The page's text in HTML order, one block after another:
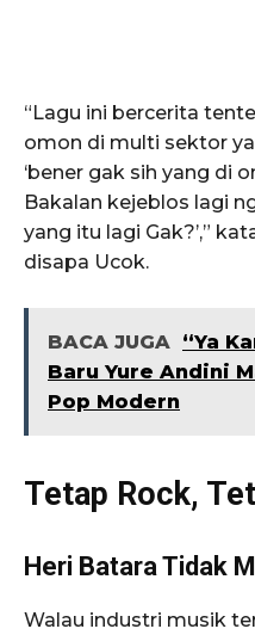
“Lagu ini bercerita
omon di multi sektor
‘bener gak sih yang di
Bakalan kejeblos lagi
yang itu lagi Gak?’,”
disapa Ucok.
BACA JUGA “Ya
Baru Yure Andini
Pop Modern
Tetap Rock,
Heri Batara Tidak
Walau industri musik